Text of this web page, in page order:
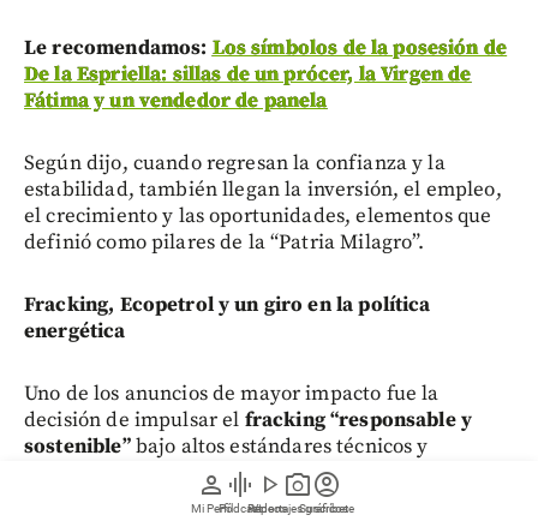
person
Mi Perfil
graphic_eq
Pódcast
play_arrow
Videos
photo_camera
Reportajes gráficos
account_circle
Suscríbete
Le recomendamos: Los símbolos de la posesión de
De la Espriella: sillas de un prócer, la Virgen de
Fátima y un vendedor de panela
Según dijo, cuando regresan la confianza y la
estabilidad, también llegan la inversión, el empleo,
el crecimiento y las oportunidades, elementos que
definió como pilares de la “Patria Milagro”.
Fracking, Ecopetrol y un giro en la política
energética
Uno de los anuncios de mayor impacto fue la
decisión de impulsar el fracking “responsable y
sostenible”bajo altos estándares técnicos y
ambientales. De la Espriella sostuvo que Colombia
necesita recuperar su seguridad energética y que